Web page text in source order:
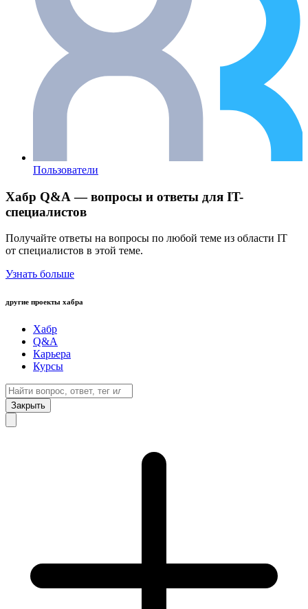
Пользователи
Хабр Q&A — вопросы и ответы для IT-
специалистов
Получайте ответы на вопросы по любой теме из области IT
от специалистов в этой теме.
Узнать больше
другие проекты хабра
Хабр
Q&A
Карьера
Курсы
Закрыть